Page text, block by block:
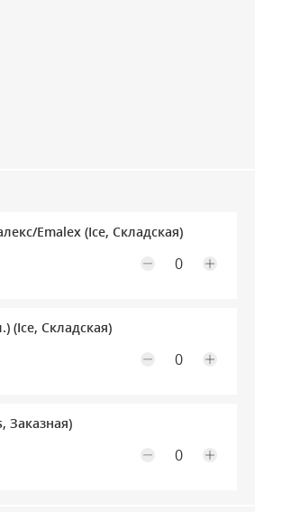
Emalex (Ice, Складская)
(Ice, Складская)
Заказная)